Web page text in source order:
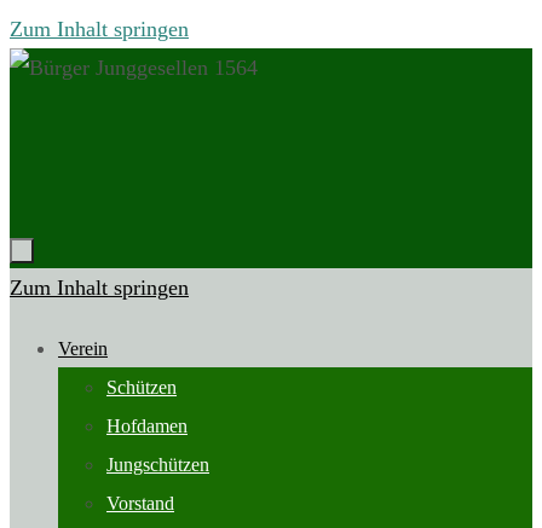
Zum Inhalt springen
Zum Inhalt springen
Verein
Schützen
Hofdamen
Jungschützen
Vorstand